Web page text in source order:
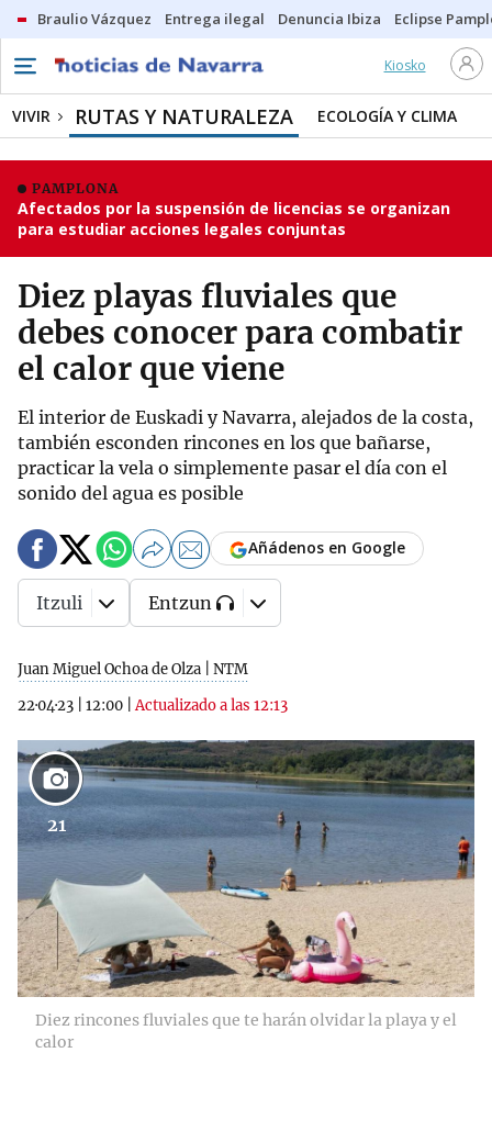
Braulio Vázquez Entrega ilegal Denuncia Ibiza Eclipse
Kiosko
VIVIR RUTAS Y NATURALEZA ECOLOGÍA Y CLIMA
PAMPLONA
Afectados por la suspensión de licencias se organizan
para estudiar acciones legales conjuntas
Diez playas fluviales que
debes conocer para combatir
el calor que viene
El interior de Euskadi y Navarra, alejados de la costa,
también esconden rincones en los que bañarse,
practicar la vela o simplemente pasar el día con el
sonido del agua es posible
Juan Miguel Ochoa de Olza | NTM
22·04·23
12:00 |Actualizado a las 12:13
Añádenos en Google
Itzuli Entzun
21
Diez rincones fluviales que te harán olvidar la playa y el
calor